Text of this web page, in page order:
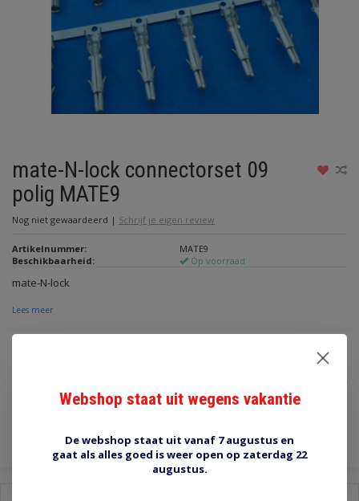
mate-N-lock connectorset 09
polig MATE9
Nog niet gewaardeerd | Schrijf je eigen review
Artikelnummer:
MATE9
Beschikbaarheid:
Op voorraad
mate-N-lock
Lees meer
€4,55
Toevoegen aan winkelwagen
Webshop staat uit wegens vakantie
De webshop staat uit vanaf 7 augustus en
gaat als alles goed is weer open op zaterdag 22
augustus.